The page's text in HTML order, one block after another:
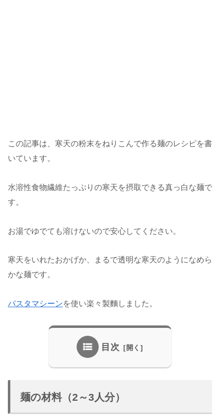
この記事は、寒天の粉末をねりこんで作る麺のレシピを書
いています。
水溶性食物繊維たっぷりの寒天を摂取できる真っ白な麺で
す。
お湯でゆでても溶けないので安心してください。
寒天をいれたおかげか、まるで透明な寒天のようになめら
かな麺です。
パスタマシーンを使い楽々製麵しました。
目次
麺の材料（2～3人分）